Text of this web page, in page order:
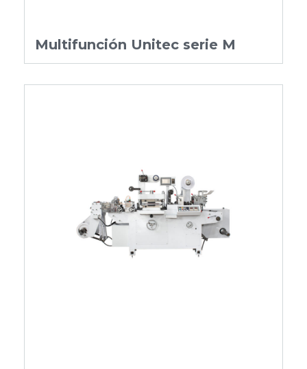
Multifunción Unitec serie M